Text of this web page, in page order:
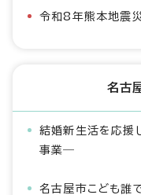
令和8年熊本地震
名古
結婚新生活を応援
事業―
名古屋市こども誰